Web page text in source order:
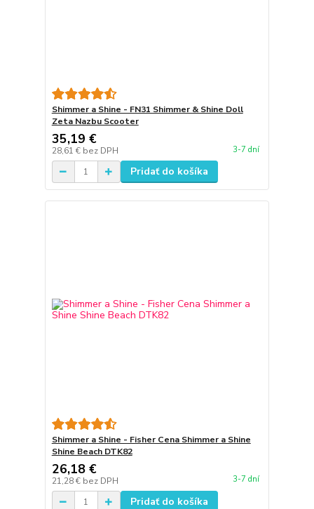
Shimmer a Shine - FN31 Shimmer & Shine Doll
Zeta Nazbu Scooter
35,19 €
28,61 € bez DPH 3-7 dní
Pridať do košíka
Shimmer a Shine - Fisher Cena Shimmer a Shine
Shine Beach DTK82
26,18 €
21,28 € bez DPH 3-7 dní
Pridať do košíka